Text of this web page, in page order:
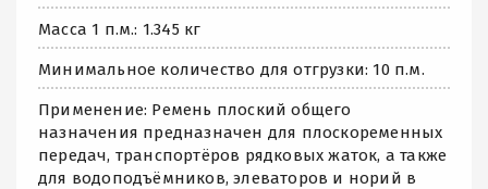
Масса 1 п.м.: 1.345 кг
Минимальное количество для отгрузки: 10 п.м.
Применение: Ремень плоский общего
назначения предназначен для плоскоременных
передач, транспортёров рядковых жаток, а также
для водоподъёмников, элеваторов и норий в